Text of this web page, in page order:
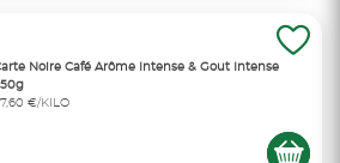
Noire Café Arôme Intense & Gout Intense
€/KILO